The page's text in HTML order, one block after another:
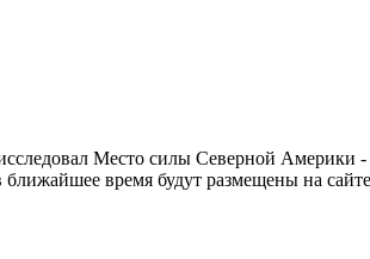
Место силы Северной Америки -
время будут размещены на